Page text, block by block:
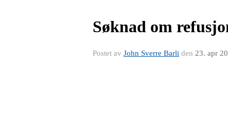
Søknad om
Postet av John Sverre Barli den 23. apr